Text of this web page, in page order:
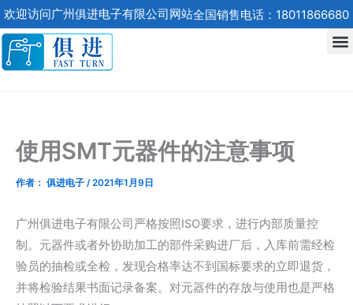
跳
至
内
容
欢迎访问广州俱进电子有限公司网站全国销售电话：18011866680
使用SMT元器件的注意事项
作者： 俱进电子 /2021年1月9日
广州俱进电子有限公司严格按照ISO要求，进行内部质量控
制。元器件或者外协助加工的部件采购进厂后，入库前需经检
验员的抽检或全检，发现合格率达不到国标要求的立即退货，
并将检验结果书面记录备案。对元器件的存放与使用也是严格